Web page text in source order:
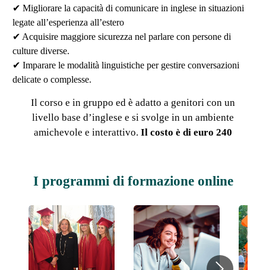
✔ Migliorare la capacità di comunicare in inglese in situazioni
legate all’esperienza all’estero
✔ Acquisire maggiore sicurezza nel parlare con persone di
culture diverse.
✔ Imparare le modalità linguistiche per gestire conversazioni
delicate o complesse.
Il corso e in gruppo ed è adatto a genitori con un
livello base d’inglese e si svolge in un ambiente
amichevole e interattivo. Il costo è di euro 240
I programmi di formazione online